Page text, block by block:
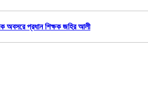
অবসরে প্রধান শিক্ষক জহির আলী